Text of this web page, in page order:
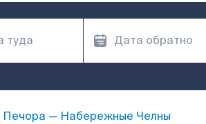
Печора — Набережные Челны